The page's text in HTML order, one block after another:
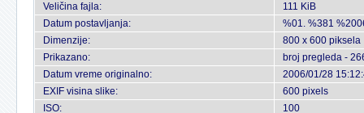
Veličina fajla:
111 KiB
Datum postavljanja:
%01. %381
Dimenzije:
800 x 600 piksela
Prikazano:
broj pregleda -
Datum vreme originalno:
2006/01/28
EXIF visina slike:
600 pixels
ISO:
100